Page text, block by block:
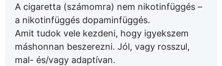
A cigaretta (számomra) nem nikotinfüggés –
a nikotinfüggés dopaminfüggés.
Amit tudok vele kezdeni, hogy igyekszem
máshonnan beszerezni. Jól, vagy rosszul,
mal- és/vagy adaptívan.